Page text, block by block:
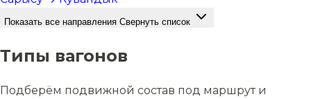
Показать все направления Свернуть список
Типы вагонов
Подберём подвижной состав под маршрут и